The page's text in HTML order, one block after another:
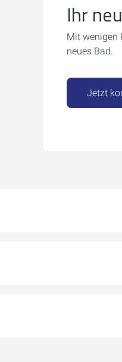
Ihr
Mit wenigen
neues Bad.
Jetzt